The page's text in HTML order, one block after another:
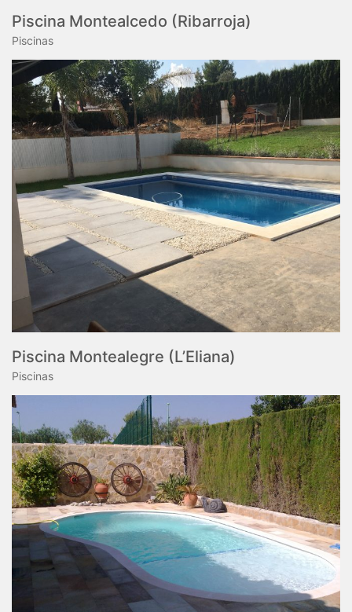
Piscina Montealcedo (Ribarroja)
Piscinas
Piscina Montealegre (L’Eliana)
Piscinas